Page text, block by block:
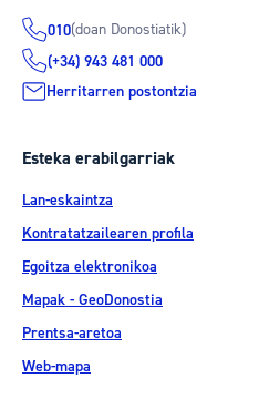
010(doan Donostiatik)
(+34) 943 481 000
Herritarren postontzia
Esteka erabilgarriak
Lan-eskaintza
Kontratatzailearen profila
Egoitza elektronikoa
Mapak - GeoDonostia
Prentsa-aretoa
Web-mapa